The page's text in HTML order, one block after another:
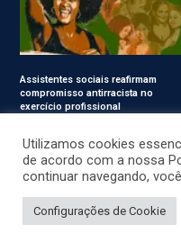
Assistentes sociais reafirmam
compromisso antirracista no
exercício profissional
© CRESS-SE 2022.
Utilizamos cookies
de acordo com a nossa
continuar navegando,
Configurações de Cookie